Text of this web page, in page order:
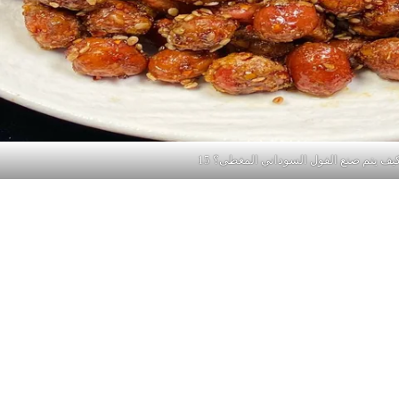
يتم صنع الفول السوداني المغطى؟ 15